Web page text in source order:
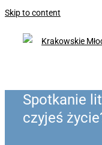
Skip to content
Spotkanie
czyjeś